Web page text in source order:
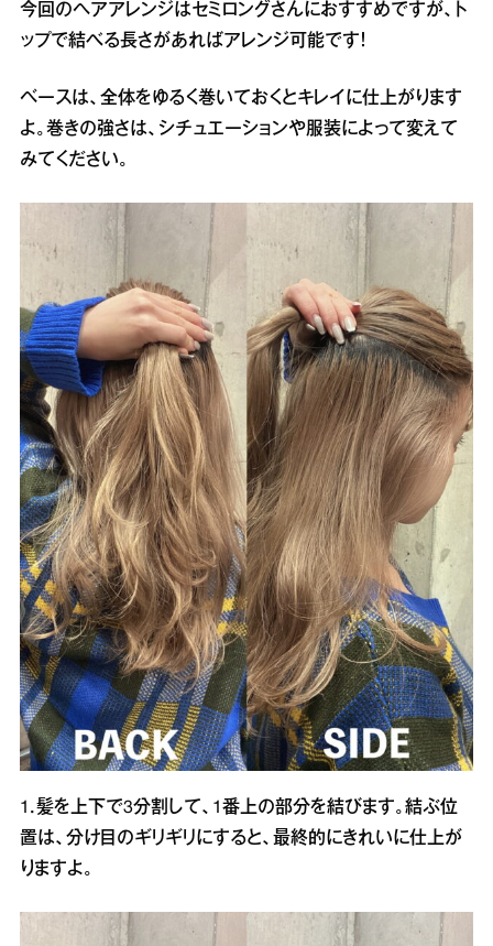
今回のヘアアレンジはセミロングさんにおすすめですが、ト
ップで結べる長さがあればアレンジ可能です！
ベースは、全体をゆるく巻いておくとキレイに仕上がります
よ。巻きの強さは、シチュエーションや服装によって変えて
みてください。
1．髪を上下で3分割して、1番上の部分を結びます。結ぶ位
置は、分け目のギリギリにすると、最終的にきれいに仕上が
りますよ。